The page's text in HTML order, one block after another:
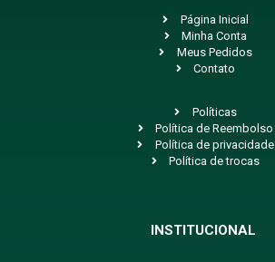
Página Inicial
Minha Conta
Meus Pedidos
Contato
Políticas
Política de Reembolso
Política de privacidade
Política de trocas
INSTITUCIONAL